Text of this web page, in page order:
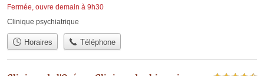
Fermée, ouvre demain à 9h30
Clinique psychiatrique
Horaires Téléphone